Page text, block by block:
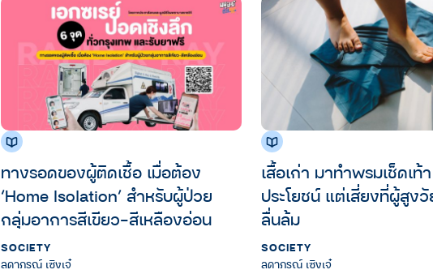
ทางรอดของผู้ติดเชื้อ เมื่อต้อง
‘Home Isolation’ สำหรับผู้ป่วย
กลุ่มอาการสีเขียว-สีเหลืองอ่อน
SOCIETY
ลดาภรณ์ เซิงเจ๋
เสื้อเก่า มาทำพรมเช็ดเท้
ประโยชน์ แต่เสี่ยงที่ผู้สูง
ลื่นล้ม
SOCIETY
ลดาภรณ์ เซิงเจ๋